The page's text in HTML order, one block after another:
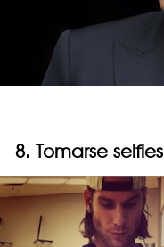
8. Tomarse selfies